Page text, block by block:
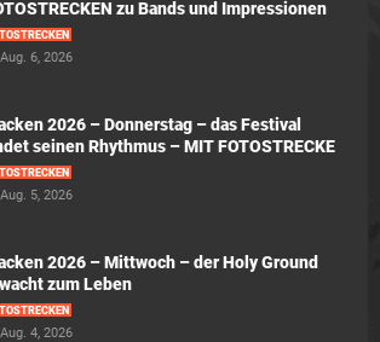
zu Bands und Impressionen
Aug. 6, 2026
2026 – Donnerstag – das Festival
seinen Rhythmus – MIT FOTOSTRECKE
Aug. 5, 2026
2026 – Mittwoch – der Holy Ground
zum Leben
Aug. 4, 2026